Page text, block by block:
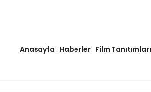
Anasayfa Haberler Film Tanıtımları